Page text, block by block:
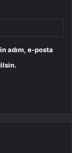
adım, e-posta